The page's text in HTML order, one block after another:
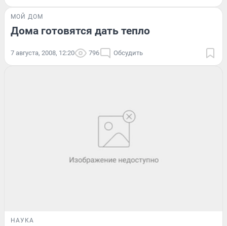
МОЙ ДОМ
Дома готовятся дать тепло
7 августа, 2008, 12:20 796 Обсудить
НАУКА